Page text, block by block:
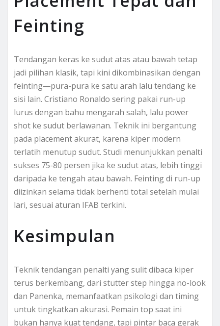
Feinting
Tendangan keras ke sudut atas atau bawah tetap
jadi pilihan klasik, tapi kini dikombinasikan dengan
feinting—pura-pura ke satu arah lalu tendang ke
sisi lain. Cristiano Ronaldo sering pakai run-up
lurus dengan bahu mengarah salah, lalu power
shot ke sudut berlawanan. Teknik ini bergantung
pada placement akurat, karena kiper modern
terlatih menutup sudut. Studi menunjukkan penalti
sukses 75-80 persen jika ke sudut atas, lebih tinggi
daripada ke tengah atau bawah. Feinting di run-up
diizinkan selama tidak berhenti total setelah mulai
lari, sesuai aturan IFAB terkini.
Kesimpulan
Teknik tendangan penalti yang sulit dibaca kiper
terus berkembang, dari stutter step hingga no-look
dan Panenka, memanfaatkan psikologi dan timing
untuk tingkatkan akurasi. Pemain top saat ini
bukan hanya kuat tendang, tapi pintar baca gerak